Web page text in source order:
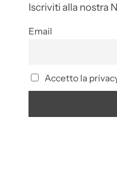
Iscriviti alla nostra
Email
Accetto la